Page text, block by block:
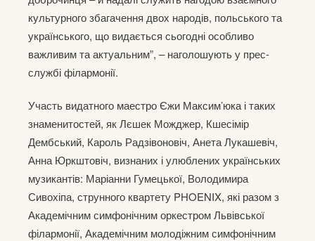
культурного збагачення двох народів, польського та
українського, що видається сьогодні особливо
важливим та актуальним”, – наголошують у прес-
службі філармонії.
Участь видатного маестро Єжи Максим’юка і таких
знаменитостей, як Лєшек Можджер, Кшесімір
Дембський, Кароль Радзівоновіч, Анета Лукашевіч,
Анна Юркштовіч, визнаних і улюблених українських
музикантів: Маріанни Гумецької, Володимира
Сивохіпа, струнного квартету PHOENIX, які разом з
Академічним симфонічним оркестром Львівської
філармонії, Академічним молодіжним симфонічним